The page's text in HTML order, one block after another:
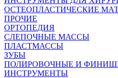
ОСТЕОПЛАСТИЧЕСКИЕ
ПРОЧИЕ
ОРТОПЕДИЯ
СЛЕПОЧНЫЕ МАССЫ
ПЛАСТМАССЫ
ЗУБЫ
ПОЛИРОВОЧНЫЕ И
ИНСТРУМЕНТЫ